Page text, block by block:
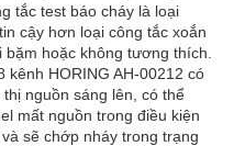
tắc test báo cháy là loại
cậy hơn loại công tắc xoắn
hoặc không tương thích.
kênh HORING AH-00212 có
nguồn sáng lên, có thể
mất nguồn trong điều kiện
sẽ chớp nháy trong trạng